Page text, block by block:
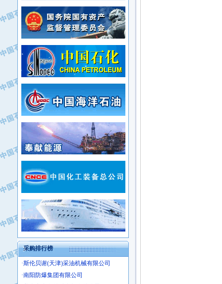
·上海高桥电缆（集团）有限公司
·中石化西南石油局井下工程处
·大庆油田石油专用设备有限公司
·江苏丹化集团有限责任公司
·中核苏阀科技实业股份有限公司
·山特电子（深圳）有限公司
·常州市中兴石油化工助剂有限公司
·姜堰市三联助剂有限公司
·四川中光高技术研究所有限责任公司
·江苏天安防雷工程有限责任公司
·山东东营胜利工业园区
·自贡五洲防腐安装有限公司
采购排行榜
·中国石化茂名石化分公司
·中国石油大港油田分公司
·中油油气勘探软件国家工程研究中心
·西安长庆钻宇集团咸阳石化有限公司
·新疆新冠控制系统工程有限公司
·新疆安维消防设施器材有限公司
·华北石油津工机械制造有限公司
·中国石化茂名石化分公司
·上海山武控制仪表有限公司
·上海赛科石油化工有限责任公司
·河北卓唯钢管制造有限公司
·上海高桥石化
·中国石化扬子石油化工股份有限公司
·中国石化上海石油化工股份有限公司
·中国石油长庆油田分公司
·中国石油宁夏石化分公司
·山东墨龙石油机械股份有限公司
·大庆油田物资集团
·斯伦贝谢(天津)采油机械有限公司
·南阳防爆集团有限公司
·乳山市力久特种电机有限公司